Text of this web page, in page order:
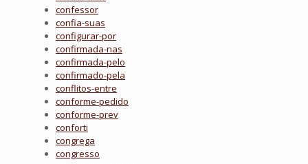
confessor
confia-suas
configurar-por
confirmada-nas
confirmada-pelo
confirmado-pela
conflitos-entre
conforme-pedido
conforme-prev
conforti
congrega
congresso